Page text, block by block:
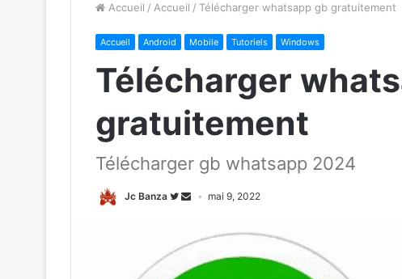
Accueil / Accueil / Télécharger whatsapp gb gratuitement
Accueil Android Mobile Tutoriels Windows
Télécharger
gratuitement
Télécharger gb whatsapp 2024
Jc Banza mai 9, 2022